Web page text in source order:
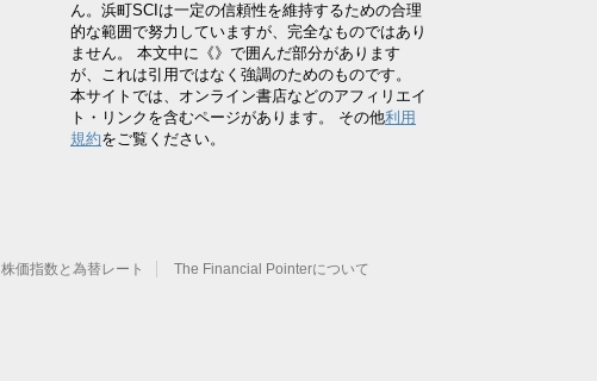
ん。浜町SCIは一定の信頼性を維持するための合理
的な範囲で努力していますが、完全なものではあり
ません。 本文中に《》で囲んだ部分があります
が、これは引用ではなく強調のためのものです。
本サイトでは、オンライン書店などのアフィリエイ
ト・リンクを含むページがあります。 その他利用
規約をご覧ください。
株価指数と為替レート The Financial Pointerについて